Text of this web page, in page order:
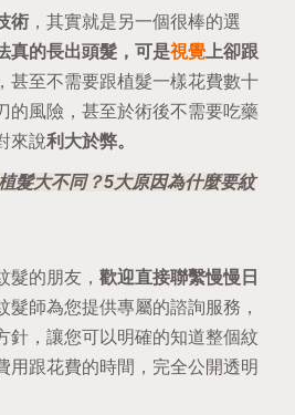
術 ，其實就是另一個很棒的選
真的長出頭髮，可是視覺 上卻跟
，甚至不需要跟植髮一樣花費數十
的風險，甚至於術後不需要吃藥
來說利大於弊。
髮大不同？5大原因為什麼要紋
髮的朋友，歡迎直接聯繫慢慢日
髮師為您提供專屬的諮詢服務，
針，讓您可以明確的知道整個紋
用跟花費的時間，完全公開透明